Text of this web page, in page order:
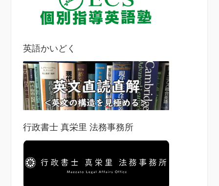
英語かいどく
行政書士 真栄里 法務事務所